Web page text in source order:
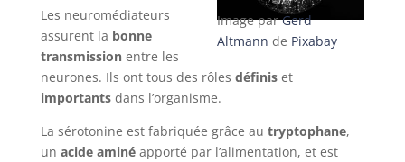
Image parGerd
Altmann de Pixabay
Les neuromédiateurs
assurent la bonne
transmissionentre les
neurones. Ils ont tous des rôles définiset
importantsdans l’organisme.
La sérotonine est fabriquée grâce au tryptophane,
un acide aminé apporté par l’alimentation, et est